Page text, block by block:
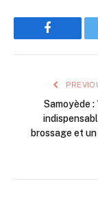
Facebook
Samoyède :
brossage et